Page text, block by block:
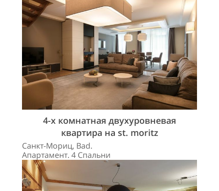
4-х комнатная двухуровневая
квартира на st. moritz
Санкт-Мориц, Bad.
Апартамент. 4 Спальни